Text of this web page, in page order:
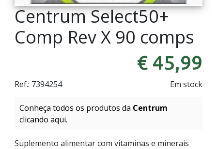
Centrum Select50+
Comp Rev X 90 comps
€ 45,99
Em stock
Ref.: 7394254
Conheça todos os produtos da Centrum
clicando aqui.
Suplemento alimentar com vitaminas e minerais